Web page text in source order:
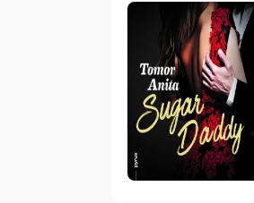
Hallgass bele